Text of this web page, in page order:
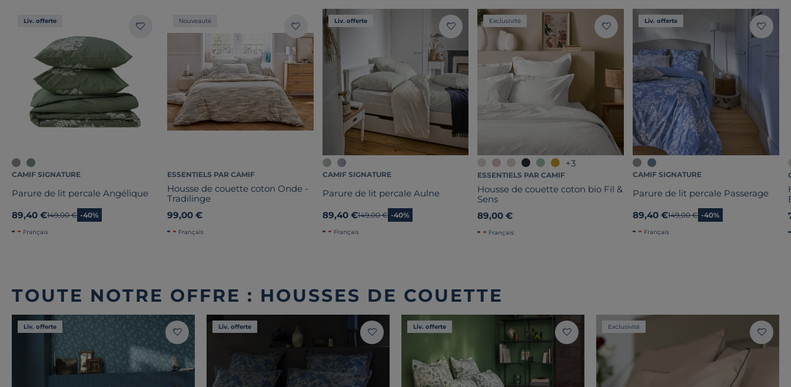
Liv. offerte
CAMIF SIGNATURE
Parure de lit percale Angélique
89,40 €Ancien prix
149,00 € -40%
Français
Nouveauté
ESSENTIELS PAR CAMIF
Housse de couette coton Onde -
Tradilinge
99,00 €
Français
Liv. offerte
CAMIF SIGNATURE
Parure de lit percale Aulne
89,40 €Ancien prix
149,00 € -40%
Français
Exclusivité
+3
ESSENTIELS PAR CAMIF
Housse de couette coton bio Fil &
Sens
89,00 €
Français
Liv. offerte
CAMIF SIGNATURE
Parure de lit percale Passerage
89,40 €Ancien prix
149,00 € -40%
Français
TOUTE NOTRE OFFRE : HOUSSES DE COUETTE
Liv. offerte Liv. offerte Liv. offerte Exclusivité